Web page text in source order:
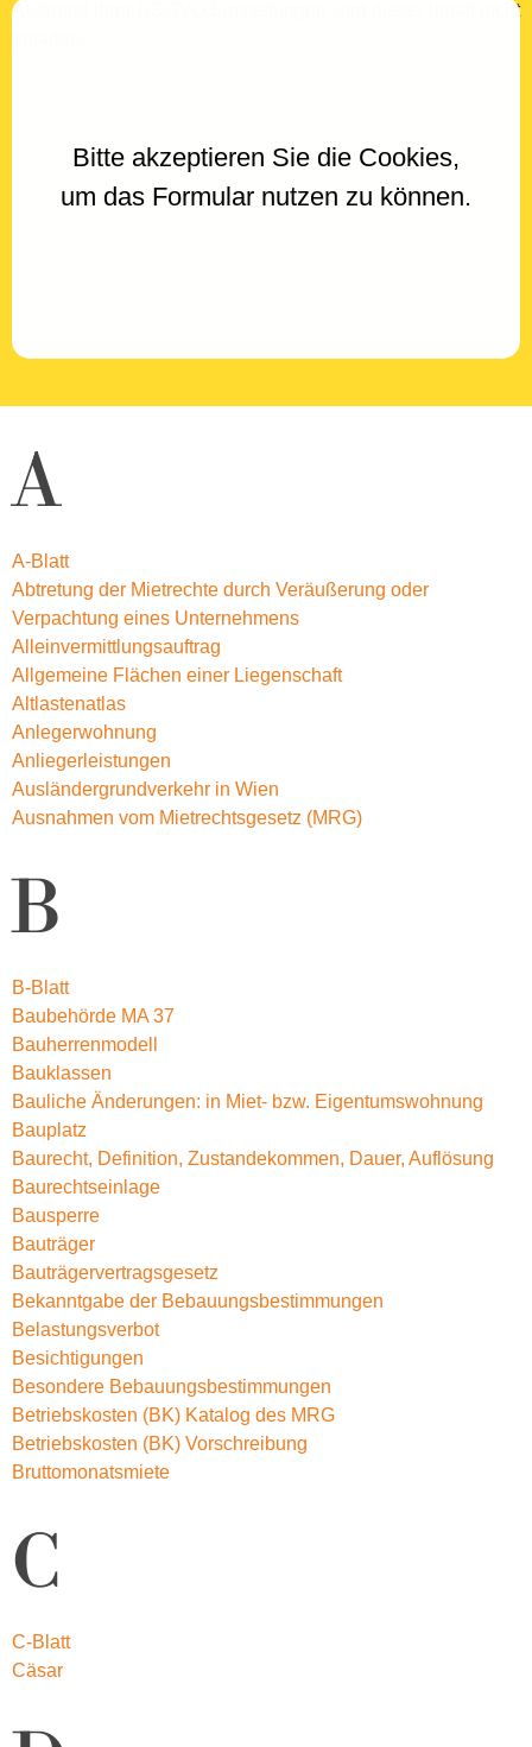
Aufgrund Ihrer DSGVO Einstellungen wird dieser Inhalt nicht
Bitte akzeptieren Sie die Cookies,
um das Formular nutzen zu können.
A
A-Blatt
Abtretung der Mietrechte durch Veräußerung oder
Verpachtung eines Unternehmens
Alleinvermittlungsauftrag
Allgemeine Flächen einer Liegenschaft
Altlastenatlas
Anlegerwohnung
Anliegerleistungen
Ausländergrundverkehr in Wien
Ausnahmen vom Mietrechtsgesetz (MRG)
B
B-Blatt
Baubehörde MA 37
Bauherrenmodell
Bauklassen
Bauliche Änderungen: in Miet- bzw. Eigentumswohnung
Bauplatz
Baurecht, Definition, Zustandekommen, Dauer, Auflösung
Baurechtseinlage
Bausperre
Bauträger
Bauträgervertragsgesetz
Bekanntgabe der Bebauungsbestimmungen
Belastungsverbot
Besichtigungen
Besondere Bebauungsbestimmungen
Betriebskosten (BK) Katalog des MRG
Betriebskosten (BK) Vorschreibung
Bruttomonatsmiete
C
C-Blatt
Cäsar